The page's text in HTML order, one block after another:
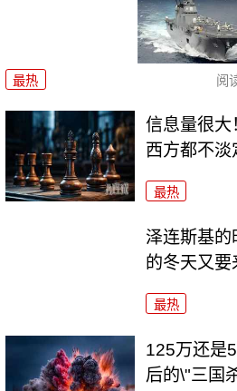
最热 阅
信息量很
西方都不淡
最热
泽连斯基
的冬天又要
最热
125万还是
后的\"三国